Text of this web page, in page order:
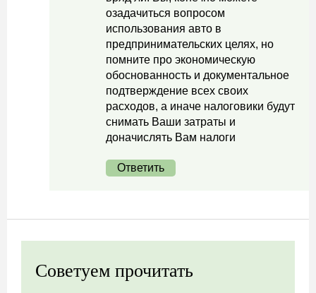
озадачиться вопросом
использования авто в
предпринимательских целях, но
помните про экономическую
обоснованность и документальное
подтверждение всех своих
расходов, а иначе налоговики будут
снимать Ваши затраты и
доначислять Вам налоги
Ответить
Советуем прочитать